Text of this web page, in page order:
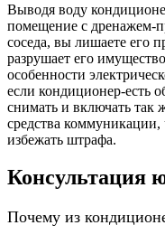
Выводя воду
помещение с дренажем-
соседа, вы лишаете его
разрушает его
особенности
если кондиционер-есть
снимать и включать
средства
избежать штрафа.
Консультация
Почему из